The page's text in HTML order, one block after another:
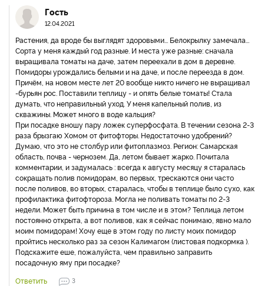
Гость
12.04.2021
Растения, да вроде бы выглядят здоровыми... Белокрылку замечала...
Сорта у меня каждый год разные. И места уже разные: сначала
выращивала томаты на даче, затем переехали в дом в деревне.
Помидоры урождались белыми и на даче, и после переезда в дом.
Причём, на новом месте лет 20 вообще никто ничего не выращивал
-бурьян рос. Поставили теплицу - и опять белые томаты! Стала
думать, что неправильный уход. У меня капельный полив, из
скважины. Может много в воде кальция?
При посадке вношу пару ложек суперфосфата. В течении сезона 2-3
раза брызгаю Хомом от фитофторы. Недостаточно удобрений?
Думаю, что это не столбур или фитоплазмоз. Регион: Самарская
область, почва - чернозем. Да, летом бывает жарко. Почитала
комментарии, и задумалась : всегда к августу месяцу я старалась
сокращать полив помидорам, во первых, трескаются они часто
после поливов, во вторых, старалась, чтобы в теплице было сухо, как
профилактика фитофтороза. Могла не поливать томаты по 2-3
недели. Может быть причина в том числе и в этом? Теплица летом
постоянно открыта, а вот поливов, как я сейчас понимаю, явно мало
моим помидорам! Хочу еще в этом году по листу моих помидор
пройтись несколько раз за сезон Калимагом (листовая подкормка ).
Подскажите еше, пожалуйста, чем правильно заправить
посадочную яму при посадке?
Ответить
3